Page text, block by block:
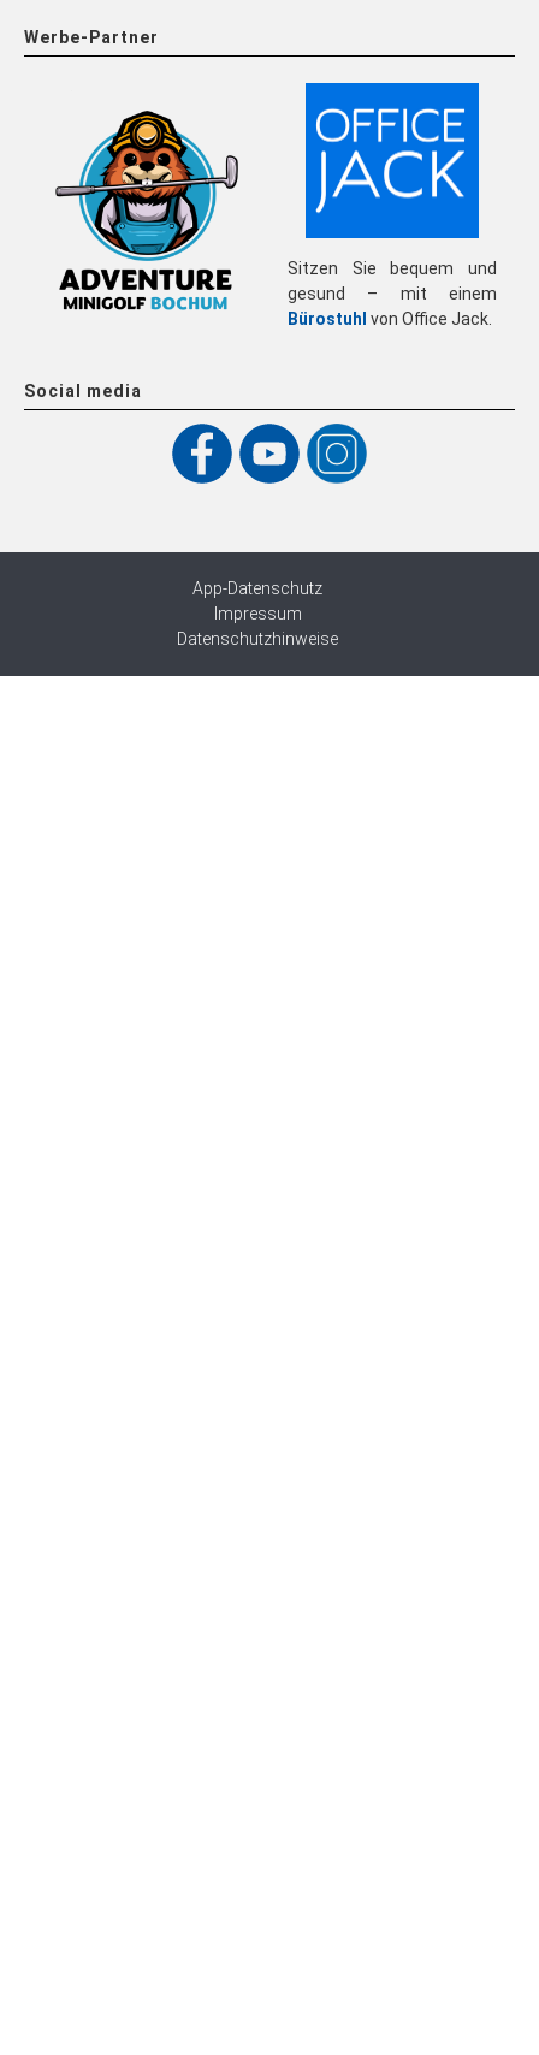
Werbe-Partner
Sitzen Sie bequem und
gesund – mit einem
Bürostuhl von Office Jack.
Social media
App-Datenschutz
Impressum
Datenschutzhinweise